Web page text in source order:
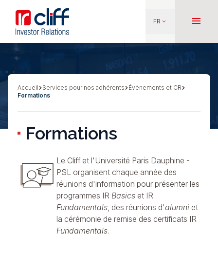
contenu
principal
Aller directement au contenu
FR keyboard_arrow_down menu
Fil
Accueil Services pour nos adhérents
Évènements et CR
Formations
Formations
Le Cliff et l'Université Paris Dauphine -
PSL organisent chaque année des
réunions d'information pour présenter les
programmes IR Basics et IR
Fundamentals, des réunions d'alumni et
la cérémonie de remise des certificats IR
Fundamentals.